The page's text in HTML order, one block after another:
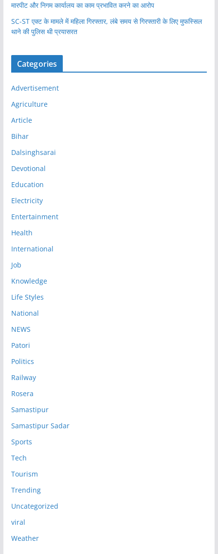
मारपीट और निगम कार्यालय का काम प्रभावित करने का आरोप
SC-ST एक्ट के मामले में महिला गिरफ्तार, लंबे समय से गिरफ्तारी के लिए मुफस्सिल
थाने की पुलिस थी प्रयासरत
Categories
Advertisement
Agriculture
Article
Bihar
Dalsinghsarai
Devotional
Education
Electricity
Entertainment
Health
International
Job
Knowledge
Life Styles
National
NEWS
Patori
Politics
Railway
Rosera
Samastipur
Samastipur Sadar
Sports
Tech
Tourism
Trending
Uncategorized
viral
Weather